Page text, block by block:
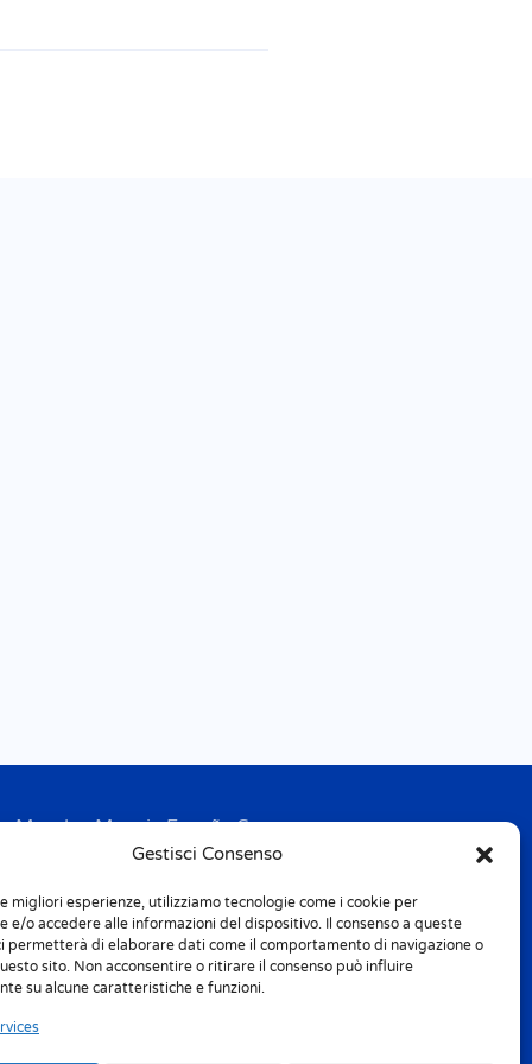
Gestisci Consenso
migliori esperienze, utilizziamo tecnologie come i cookie per
e/o accedere alle informazioni del dispositivo. Il consenso a queste
permetterà di elaborare dati come il comportamento di navigazione o
sito. Non acconsentire o ritirare il consenso può influire
su alcune caratteristiche e funzioni.
Mondex Menaje España S.a.
Address: Ctra de Girona, km. 101.5
Tel. + 34 9 72 42 32 50
Fax + 34 9 72 42 30 50
info.spain@m-home.com